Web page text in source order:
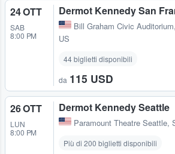
24 OTT
SAB
8:00 PM
Dermot Kennedy San
Bill Graham Civic Auditorium,
US
44 biglietti disponibili
da 115 USD
26 OTT
LUN
8:00 PM
Dermot Kennedy Seattle
Paramount Theatre Seattle,
Più di 200 biglietti disponibili